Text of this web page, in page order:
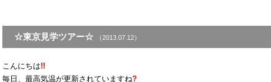
☆東京見学ツアー☆ （2013.07.12）
こんにちは!!
毎日、最高気温が更新されていますね?